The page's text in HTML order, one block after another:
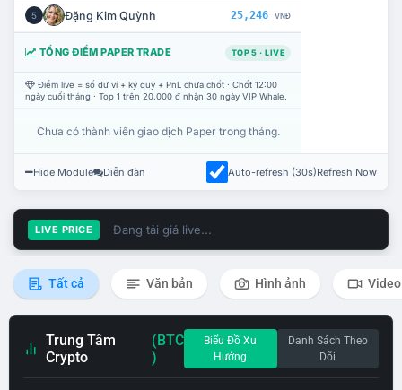
5 Đặng Kim Quỳnh 25,246 VNĐ
TỔNG ĐIỂM PAPER TRADE TOP 5 · LIVE
Điểm live = số dư ví + ký quỹ + PnL chưa chốt · Chốt 12:00
ngày cuối tháng · Top 1 trên 20.000 đ nhận 30 ngày VIP Whale.
Chưa có thành viên giao dịch Paper trong tháng.
Hide Module Diễn đàn Auto-refresh (30s)Refresh Now
LIVE PRICE Đang tải giá live...
Tất cả Văn bản Hình ảnh Video
Trung Tâm
Crypto
(BTC
)
Biểu Đồ Xu
Hướng
Danh Sách Theo
Dõi